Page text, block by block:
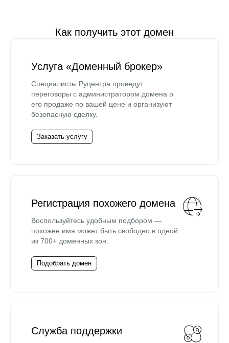
Как получить этот домен
Услуга «Доменный брокер»
Специалисты Руцентра проведут
переговоры с администратором домена о
его продаже по вашей цене и организуют
безопасную сделку.
Заказать услугу
Регистрация похожего домена
Воспользуйтесь удобным подбором —
похожее имя может быть свободно в одной
из 700+ доменных зон.
Подобрать домен
Служба поддержки